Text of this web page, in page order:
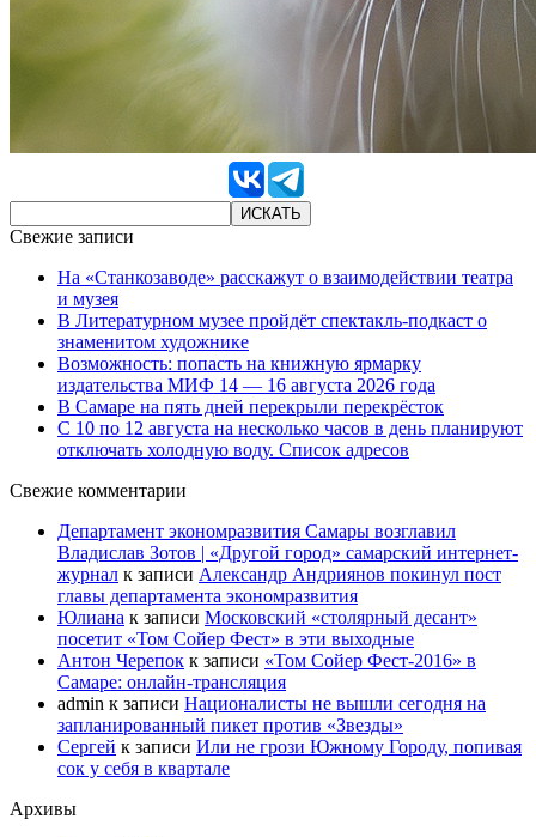
Свежие записи
На «Станкозаводе» расскажут о взаимодействии театра
и музея
В Литературном музее пройдёт спектакль-подкаст о
знаменитом художнике
Возможность: попасть на книжную ярмарку
издательства МИФ 14 — 16 августа 2026 года
В Самаре на пять дней перекрыли перекрёсток
С 10 по 12 августа на несколько часов в день планируют
отключать холодную воду. Список адресов
Свежие комментарии
Департамент экономразвития Самары возглавил
Владислав Зотов | «Другой город» самарский интернет-
журнал к записи Александр Андриянов покинул пост
главы департамента экономразвития
Юлиана к записи Московский «столярный десант»
посетит «Том Сойер Фест» в эти выходные
Антон Черепок к записи «Том Сойер Фест-2016» в
Самаре: онлайн-трансляция
admin к записи Националисты не вышли сегодня на
запланированный пикет против «Звезды»
Сергей к записи Или не грози Южному Городу, попивая
сок у себя в квартале
Архивы